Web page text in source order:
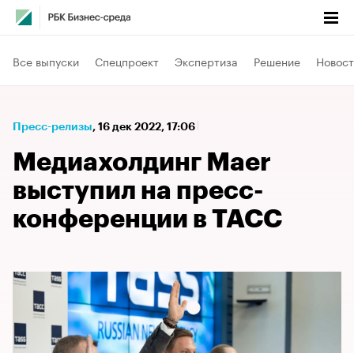
Все выпуски Спецпроект Экспертиза Решение
Пресс-релизы⁠, 16 дек 2022, 17:06
Медиахолдинг Maer
выступил на пресс-
конференции в ТАСС